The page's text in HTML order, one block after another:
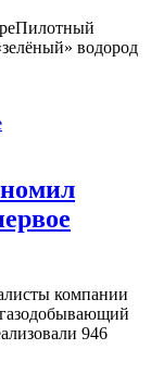
водород
компании
946